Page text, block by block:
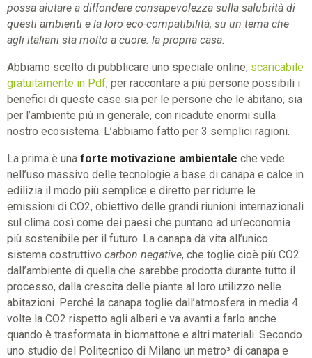
possa aiutare a diffondere consapevolezza sulla salubrità di
questi ambienti e la loro eco-compatibilità, su un tema che
agli italiani sta molto a cuore: la propria casa.
Abbiamo scelto di pubblicare uno speciale online, scaricabile
gratuitamente in Pdf, per raccontare a più persone possibili i
benefici di queste case sia per le persone che le abitano, sia
per l’ambiente più in generale, con ricadute enormi sulla
nostro ecosistema. L’abbiamo fatto per 3 semplici ragioni.
La prima è una forte motivazione ambientale che vede
nell’uso massivo delle tecnologie a base di canapa e calce in
edilizia il modo più semplice e diretto per ridurre le
emissioni di CO2, obiettivo delle grandi riunioni internazionali
sul clima così come dei paesi che puntano ad un’economia
più sostenibile per il futuro. La canapa dà vita all’unico
sistema costruttivo carbon negative, che toglie cioè più CO2
dall’ambiente di quella che sarebbe prodotta durante tutto il
processo, dalla crescita delle piante al loro utilizzo nelle
abitazioni. Perché la canapa toglie dall’atmosfera in media 4
volte la CO2 rispetto agli alberi e va avanti a farlo anche
quando è trasformata in biomattone e altri materiali. Secondo
uno studio del Politecnico di Milano un metro³ di canapa e